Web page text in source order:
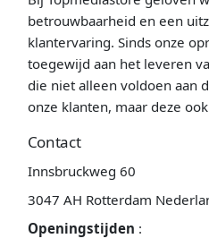
betrouwbaarheid en een
klantervaring. Sinds onze
toegewijd aan het leveren
die niet alleen voldoen aan
onze klanten, maar deze
Contact
Innsbruckweg 60
3047 AH Rotterdam
Openingstijden :